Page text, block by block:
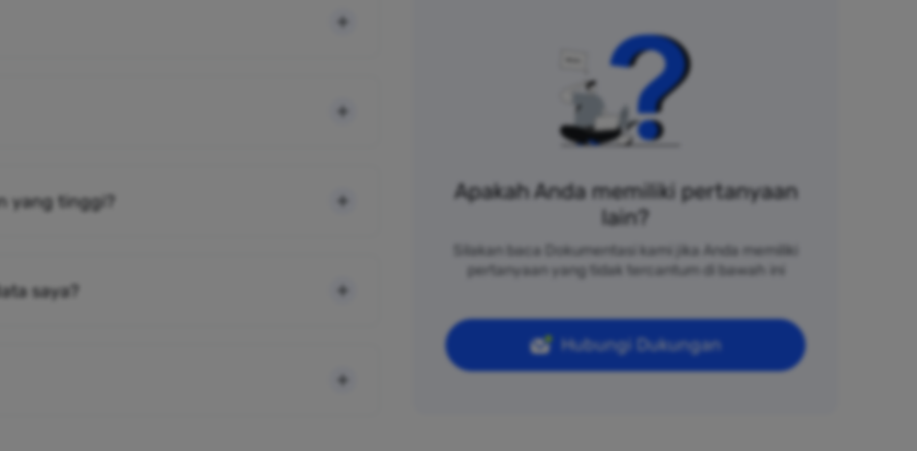
yang tinggi?
saya?
Apakah Anda memiliki pertanyaan
lain?
Silakan baca Dokumentasi kami jika Anda memiliki
pertanyaan yang tidak tercantum di bawah ini
Hubungi Dukungan